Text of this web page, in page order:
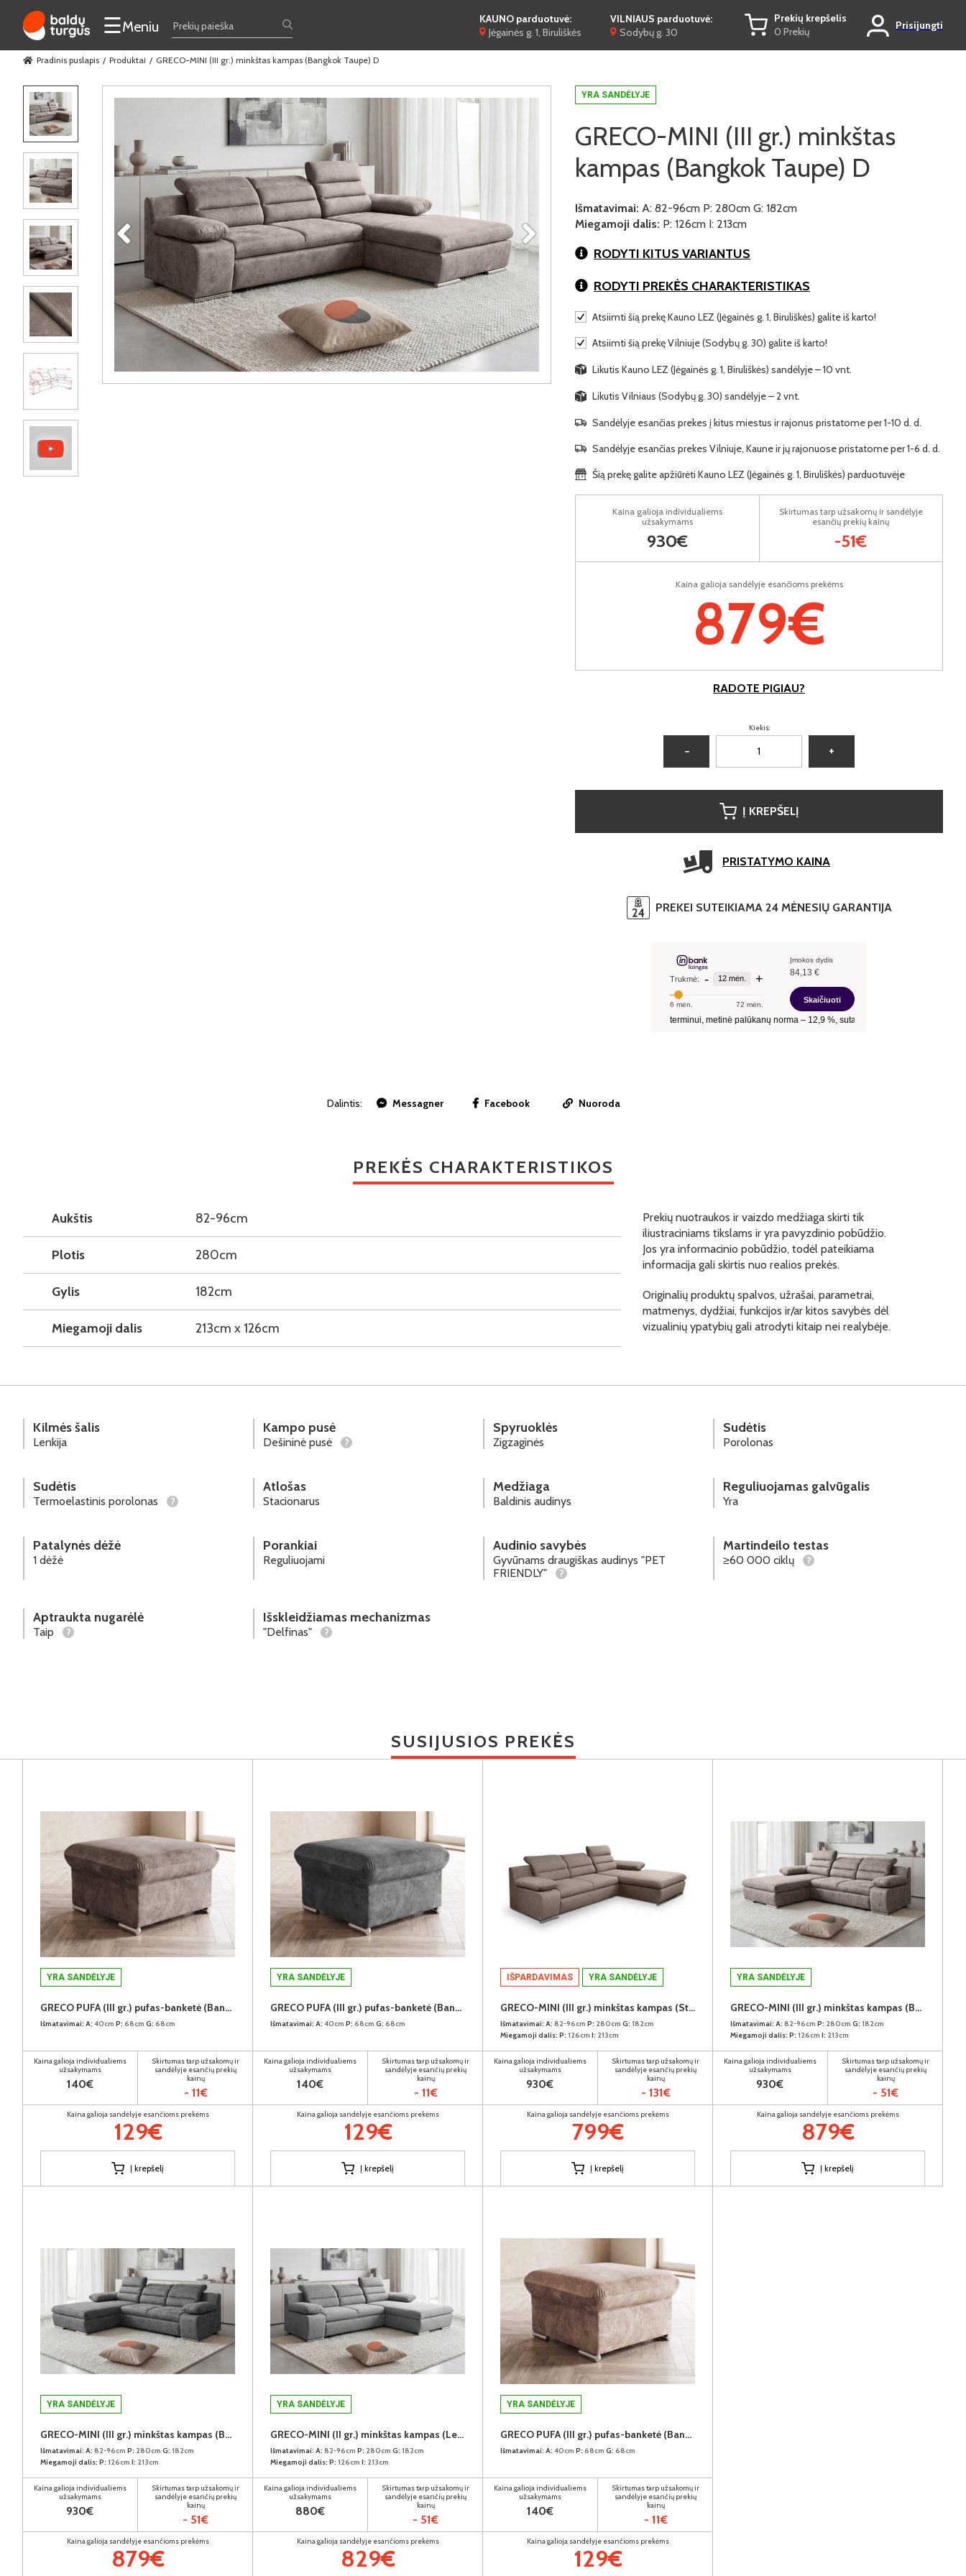
☰Meniu
KAUNO parduotuvė:
Jėgainės g. 1, Biruliškės
VILNIAUS parduotuvė:
Sodybų g. 30
Prekių krepšelis
0 Prekių
Prisijungti
Pradinis puslapis Produktai GRECO-MINI (III gr.) minkštas kampas (Bangkok Taupe) D
YRA SANDĖLYJE
GRECO-MINI (III gr.) minkštas
kampas (Bangkok Taupe) D
Išmatavimai: A: 82-96cm P: 280cm G: 182cm
Miegamoji dalis: P: 126cm I: 213cm
RODYTI KITUS VARIANTUS
RODYTI PREKĖS CHARAKTERISTIKAS
Atsiimti šią prekę Kauno LEZ (Jėgainės g. 1, Biruliškės) galite iš karto!
Atsiimti šią prekę Vilniuje (Sodybų g. 30) galite iš karto!
Likutis Kauno LEZ (Jėgainės g. 1, Biruliškės) sandėlyje – 10 vnt.
Likutis Vilniaus (Sodybų g. 30) sandėlyje – 2 vnt.
Sandėlyje esančias prekes į kitus miestus ir rajonus pristatome per 1-10 d. d.
Sandėlyje esančias prekes Vilniuje, Kaune ir jų rajonuose pristatome per 1-6 d. d.
Šią prekę galite apžiūrėti Kauno LEZ (Jėgainės g. 1, Biruliškės) parduotuvėje
Kaina galioja sandėlyje esančioms prekėms
879€
Kaina galioja individualiems
užsakymams
930€
Skirtumas tarp užsakomų ir sandėlyje
esančių prekių kainų
-51€
RADOTE PIGIAU?
Kiekis:
− +
Į KREPŠELĮ
PRISTATYMO KAINA
PREKEI SUTEIKIAMA 24 MĖNESIŲ GARANTIJA
Dalintis: Messagner Facebook Nuoroda
PREKĖS CHARAKTERISTIKOS
Aukštis 82-96cm
Plotis 280cm
Gylis 182cm
Miegamoji dalis 213cm x 126cm
Prekių nuotraukos ir vaizdo medžiaga skirti tik
iliustraciniams tikslams ir yra pavyzdinio pobūdžio.
Jos yra informacinio pobūdžio, todėl pateikiama
informacija gali skirtis nuo realios prekės.
Originalių produktų spalvos, užrašai, parametrai,
matmenys, dydžiai, funkcijos ir/ar kitos savybės dėl
vizualinių ypatybių gali atrodyti kitaip nei realybėje.
Kilmės šalis
Lenkija
Kampo pusė
Dešininė pusė ?
Spyruoklės
Zigzaginės
Sudėtis
Porolonas
Sudėtis
Termoelastinis porolonas ?
Atlošas
Stacionarus
Medžiaga
Baldinis audinys
Reguliuojamas galvūgalis
Yra
Patalynės dėžė
1 dėžė
Porankiai
Reguliuojami
Audinio savybės
Gyvūnams draugiškas audinys "PET
FRIENDLY"
?
Martindeilo testas
≥60 000 ciklų ?
Aptraukta nugarėlė
Taip ?
Išskleidžiamas mechanizmas
"Delfinas" ?
SUSIJUSIOS PREKĖS
YRA SANDĖLYJE
GRECO PUFA (III gr.) pufas-banketė (Bangkok Taupe)
Išmatavimai: A: 40cm P: 68cm G: 68cm
Kaina galioja individualiems
užsakymams
140€
Skirtumas tarp užsakomų ir
sandėlyje esančių prekių
kainų
- 11€
Kaina galioja sandėlyje esančioms prekėms
129€
Į krepšelį
YRA SANDĖLYJE
GRECO PUFA (III gr.) pufas-banketė (Bangkok Ash)
Išmatavimai: A: 40cm P: 68cm G: 68cm
Kaina galioja individualiems
užsakymams
140€
Skirtumas tarp užsakomų ir
sandėlyje esančių prekių
kainų
- 11€
Kaina galioja sandėlyje esančioms prekėms
129€
Į krepšelį
IŠPARDAVIMAS YRA SANDĖLYJE
GRECO-MINI (III gr.) minkštas kampas (Stratos-9120) D
Išmatavimai: A: 82-96cm P: 280cm G: 182cm
Miegamoji dalis: P: 126cm I: 213cm
Kaina galioja individualiems
užsakymams
930€
Skirtumas tarp užsakomų ir
sandėlyje esančių prekių
kainų
- 131€
Kaina galioja sandėlyje esančioms prekėms
799€
Į krepšelį
YRA SANDĖLYJE
GRECO-MINI (III gr.) minkštas kampas (Bangkok Taupe) K
Išmatavimai: A: 82-96cm P: 280cm G: 182cm
Miegamoji dalis: P: 126cm I: 213cm
Kaina galioja individualiems
užsakymams
930€
Skirtumas tarp užsakomų ir
sandėlyje esančių prekių
kainų
- 51€
Kaina galioja sandėlyje esančioms prekėms
879€
Į krepšelį
YRA SANDĖLYJE
GRECO-MINI (III gr.) minkštas kampas (Bangkok Ash) K
Išmatavimai: A: 82-96cm P: 280cm G: 182cm
Miegamoji dalis: P: 126cm I: 213cm
Kaina galioja individualiems
užsakymams
930€
Skirtumas tarp užsakomų ir
sandėlyje esančių prekių
kainų
- 51€
Kaina galioja sandėlyje esančioms prekėms
879€
YRA SANDĖLYJE
GRECO-MINI (II gr.) minkštas kampas (Letto-92) D
Išmatavimai: A: 82-96cm P: 280cm G: 182cm
Miegamoji dalis: P: 126cm I: 213cm
Kaina galioja individualiems
užsakymams
880€
Skirtumas tarp užsakomų ir
sandėlyje esančių prekių
kainų
- 51€
Kaina galioja sandėlyje esančioms prekėms
829€
YRA SANDĖLYJE
GRECO PUFA (III gr.) pufas-banketė (Bangkok Trufa)
Išmatavimai: A: 40cm P: 68cm G: 68cm
Kaina galioja individualiems
užsakymams
140€
Skirtumas tarp užsakomų ir
sandėlyje esančių prekių
kainų
- 11€
Kaina galioja sandėlyje esančioms prekėms
129€